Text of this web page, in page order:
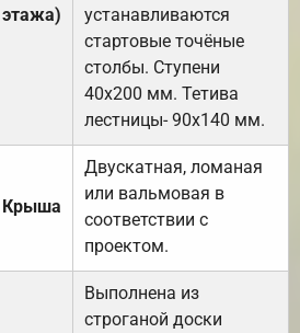
этажа)
устанавливаются
стартовые точёные
столбы. Ступени
40х200 мм. Тетива
лестницы- 90х140 мм.
Крыша
Двускатная, ломаная
или вальмовая в
соответствии с
проектом.
Выполнена из
строганой доски